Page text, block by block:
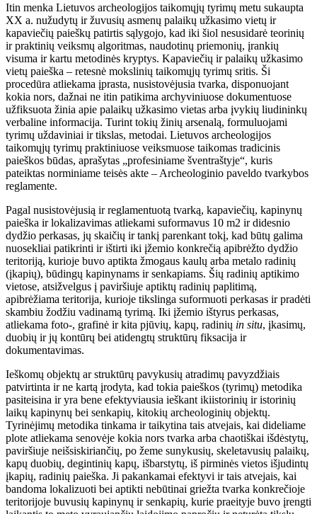
Itin menka Lietuvos archeologijos taikomųjų tyrimų metu sukaupta
XX a. nužudytų ir žuvusių asmenų palaikų užkasimo vietų ir
kapaviečių paieškų patirtis sąlygojo, kad iki šiol nesusidarė teorinių
ir praktinių veiksmų algoritmas, naudotinų priemonių, įrankių
visuma ir kartu metodinės kryptys. Kapaviečių ir palaikų užkasimo
vietų paieška – retesnė mokslinių taikomųjų tyrimų sritis. Ši
procedūra atliekama įprasta, nusistovėjusia tvarka, disponuojant
kokia nors, dažnai ne itin patikima archyviniuose dokumentuose
užfiksuota žinia apie palaikų užkasimo vietas arba įvykių liudininkų
verbaline informacija. Turint tokių žinių arsenalą, formuluojami
tyrimų uždaviniai ir tikslas, metodai. Lietuvos archeologijos
taikomųjų tyrimų praktiniuose veiksmuose taikomas tradicinis
paieškos būdas, aprašytas „profesiniame šventraštyje“, kuris
pateiktas norminiame teisės akte – Archeologinio paveldo tvarkybos
reglamente.
Pagal nusistovėjusią ir reglamentuotą tvarką, kapaviečių, kapinynų
paieška ir lokalizavimas atliekami suformavus 10 m2 ir didesnio
dydžio perkasas, jų skaičių ir tankį parenkant tokį, kad būtų galima
nuosekliai patikrinti ir ištirti iki įžemio konkrečią apibrėžto dydžio
teritoriją, kurioje buvo aptikta žmogaus kaulų arba metalo radinių
(įkapių), būdingų kapinynams ir senkapiams. Šių radinių aptikimo
vietose, atsižvelgus į paviršiuje aptiktų radinių paplitimą,
apibrėžiama teritorija, kurioje tikslinga suformuoti perkasas ir pradėti
skambiu žodžiu vadinamą tyrimą. Iki įžemio ištyrus perkasas,
atliekama foto-, grafinė ir kita pjūvių, kapų, radinių in situ, įkasimų,
duobių ir jų kontūrų bei atidengtų struktūrų fiksacija ir
dokumentavimas.
Ieškomų objektų ar struktūrų pavykusių atradimų pavyzdžiais
patvirtinta ir ne kartą įrodyta, kad tokia paieškos (tyrimų) metodika
pasiteisina ir yra bene efektyviausia ieškant ikiistorinių ir istorinių
laikų kapinynų bei senkapių, kitokių archeologinių objektų.
Tyrinėjimų metodika tinkama ir taikytina tais atvejais, kai dideliame
plote atliekama senovėje kokia nors tvarka arba chaotiškai išdėstytų,
paviršiuje neišsiskiriančių, po žeme sunykusių, skeletavusių palaikų,
kapų duobių, degintinių kapų, išbarstytų, iš pirminės vietos išjudintų
įkapių, radinių paieška. Ji pakankamai efektyvi ir tais atvejais, kai
bandoma lokalizuoti bei aptikti nebūtinai griežta tvarka konkrečioje
teritorijoje buvusių kapinynų ir senkapių, kurie praeityje buvo įrengti